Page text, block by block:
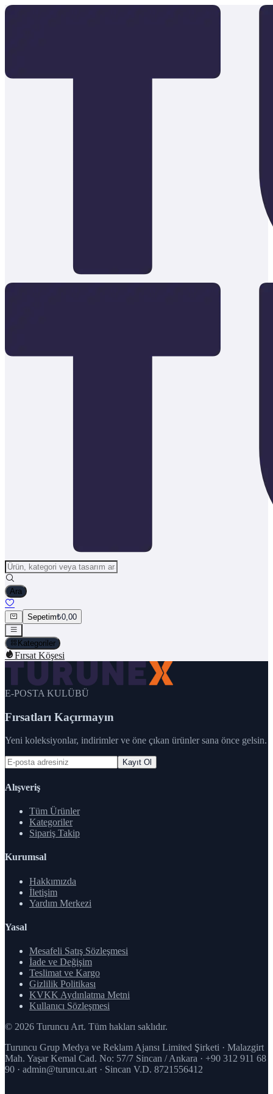
Ara
Sepetim₺0,00
Kategoriler
Fırsat Köşesi
E-POSTA KULÜBÜ
Fırsatları Kaçırmayın
Yeni koleksiyonlar, indirimler ve öne çıkan ürünler sana önce gelsin.
Kayıt Ol
Alışveriş
Tüm Ürünler
Kategoriler
Sipariş Takip
Kurumsal
Hakkımızda
İletişim
Yardım Merkezi
Yasal
Mesafeli Satış Sözleşmesi
İade ve Değişim
Teslimat ve Kargo
Gizlilik Politikası
KVKK Aydınlatma Metni
Kullanıcı Sözleşmesi
© 2026 Turuncu Art. Tüm hakları saklıdır.
Turuncu Grup Medya ve Reklam Ajansı Limited Şirketi · Malazgirt
Mah. Yaşar Kemal Cad. No: 57/7 Sincan / Ankara · +90 312 911 68
90 · admin@turuncu.art · Sincan V.D. 8721556412